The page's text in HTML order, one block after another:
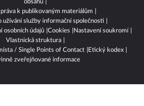
obsahu
k publikovaným materiálům
užívání služby informační společnosti
osobních údajů Cookies
Nastavení soukromí
Vlastnická struktura
/ Single Points of Contact
Etický kodex
zveřejňované informace